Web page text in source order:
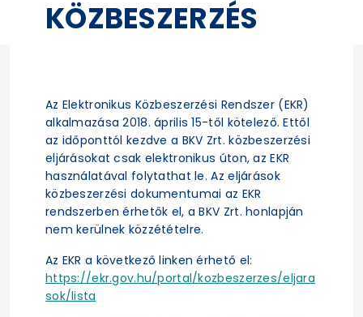
KÖZBESZERZÉS
Az Elektronikus Közbeszerzési Rendszer (EKR)
alkalmazása 2018. április 15-től kötelező. Ettől
az időponttól kezdve a BKV Zrt. közbeszerzési
eljárásokat csak elektronikus úton, az EKR
használatával folytathat le. Az eljárások
közbeszerzési dokumentumai az EKR
rendszerben érhetők el, a BKV Zrt. honlapján
nem kerülnek közzétételre.
Az EKR a következő linken érhető el:
https://ekr.gov.hu/portal/kozbeszerzes/eljara
sok/lista